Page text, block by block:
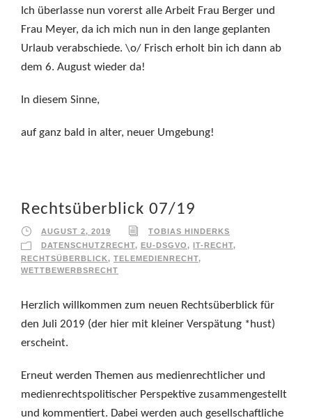
Ich überlasse nun vorerst alle Arbeit Frau Berger und
Frau Meyer, da ich mich nun in den lange geplanten
Urlaub verabschiede. \o/ Frisch erholt bin ich dann ab
dem 6. August wieder da!
In diesem Sinne,
auf ganz bald in alter, neuer Umgebung!
Rechtsüberblick 07/19
AUGUST 2, 2019
TOBIAS HINDERKS
DATENSCHUTZRECHT, EU-DSGVO, IT-RECHT,
RECHTSÜBERBLICK, TELEMEDIENRECHT,
WETTBEWERBSRECHT
Herzlich willkommen zum neuen Rechtsüberblick für
den Juli 2019 (der hier mit kleiner Verspätung *hust)
erscheint.
Erneut werden Themen aus medienrechtlicher und
medienrechtspolitischer Perspektive zusammengestellt
und kommentiert. Dabei werden auch gesellschaftliche